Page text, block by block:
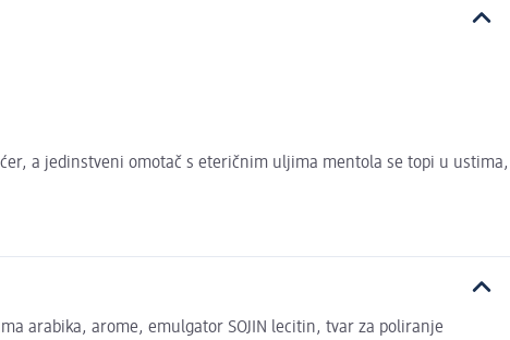
a jedinstveni omotač s eteričnim uljima mentola se topi u ustima,
arabika, arome, emulgator SOJIN lecitin, tvar za poliranje